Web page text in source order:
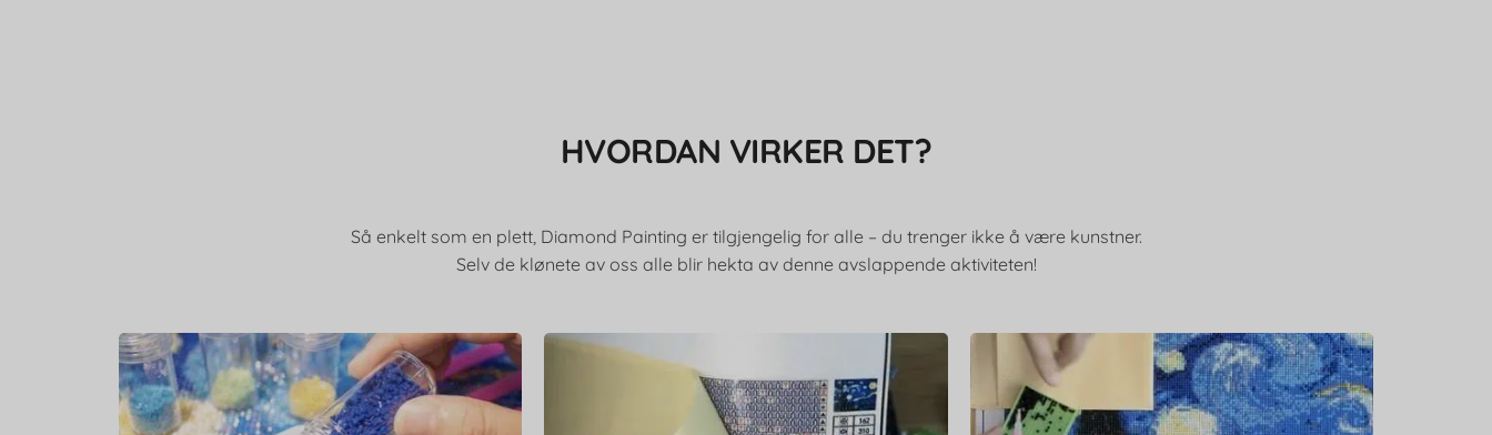
HVORDAN VIRKER DET?
Så enkelt som en plett, Diamond Painting er tilgjengelig for alle – du trenger ikke å være kunstner.
Selv de klønete av oss alle blir hekta av denne avslappende aktiviteten!